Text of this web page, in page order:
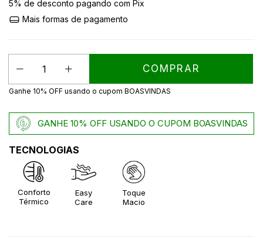
5% de desconto pagando com Pix
Mais formas de pagamento
Ganhe 10% OFF usando o cupom BOASVINDAS
GANHE 10% OFF USANDO O CUPOM BOASVINDAS
TECNOLOGIAS
Conforto
Térmico
Easy
Care
Toque
Macio